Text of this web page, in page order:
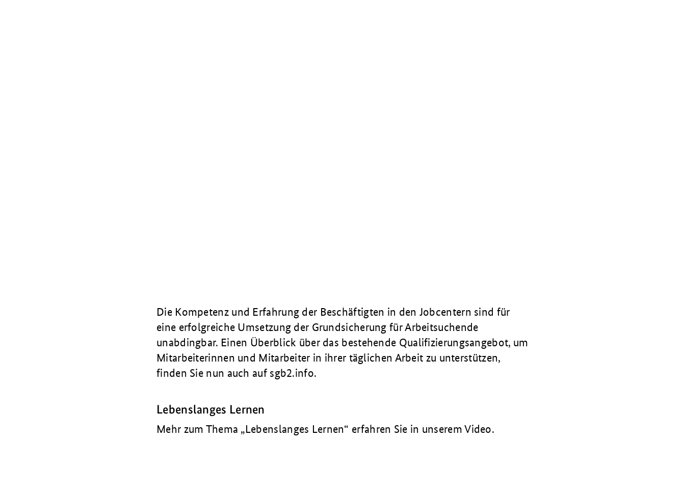
Die Kompetenz und Erfahrung der Beschäftigten in den Jobcentern sind für
eine erfolgreiche Umsetzung der Grundsicherung für Arbeitsuchende
unabdingbar. Einen Überblick über das bestehende Qualifizierungsangebot, um
Mitarbeiterinnen und Mitarbeiter in ihrer täglichen Arbeit zu unterstützen,
finden Sie nun auch auf sgb2.info.
Lebenslanges Lernen
Mehr zum Thema „Lebenslanges Lernen“ erfahren Sie in unserem Video.